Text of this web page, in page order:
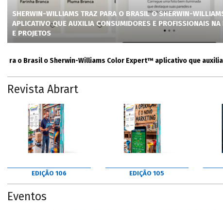
SHERWIN-WILLIAMS TRAZ PARA O BRASIL O SHERWIN-
APLICATIVO QUE AUXILIA CONSUMIDORES E PROFISSIONAIS NA
E PROJETOS
Brasil o Sherwin-Williams Color Expert™ aplicativo que auxilia
Revista Abrart
EDIÇÃO 106 EDIÇÃO 105
Eventos